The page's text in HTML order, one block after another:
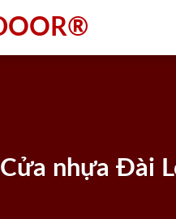
Cửa nhựa Đài